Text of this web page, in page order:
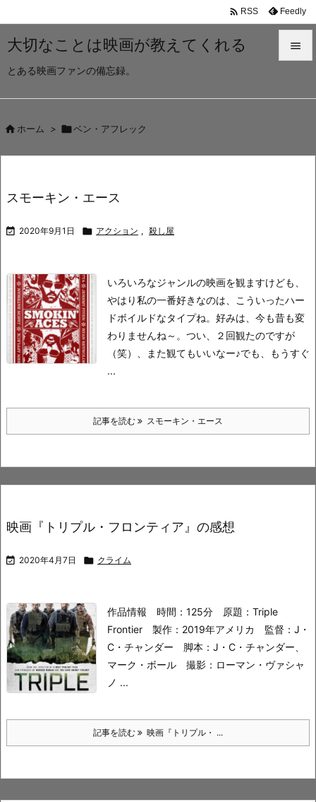
大切なことは映画が教えてくれる
とある映画ファンの備忘録。

 RSS Feedly
 ホーム > ベン・アフレック
スモーキン・エース
 2020年9月1日  アクション , 殺し屋
いろいろなジャンルの映画を観ますけども、
やはり私の一番好きなのは、こういったハー
ドボイルドなタイプね。 好みは、今も昔も変
わりませんね～。 つい、２回観たのですが
（笑）、また観てもいいなー♪でも、もうすぐ
...
記事を読む スモーキン・エース
映画『トリプル・フロンティア』の感想
 2020年4月7日  クライム
作品情報 時間：125分 原題：Triple
Frontier 製作：2019年アメリカ
監督：J・
C・チャンダー 脚本：J・C・チャンダー、
マーク・ボール 撮影：ローマン・ヴァシャ
ノ ...
記事を読む 映画『トリプル・ ...